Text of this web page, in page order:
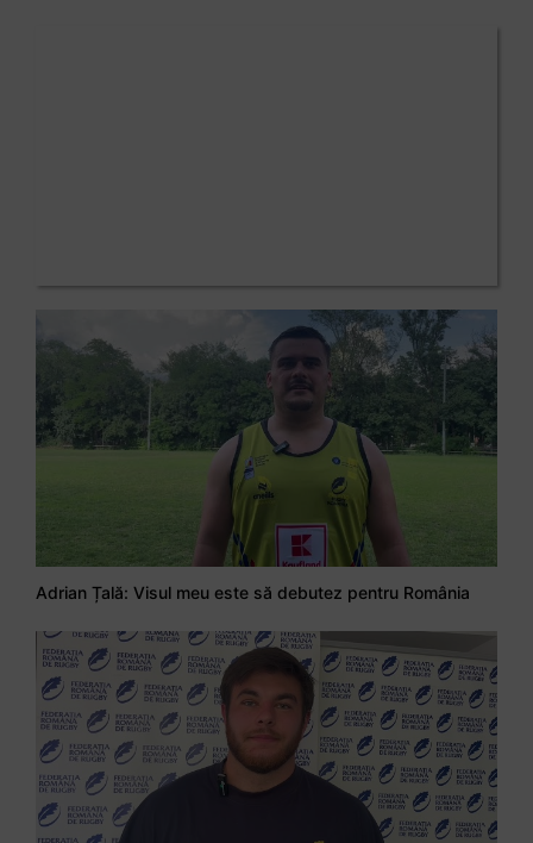
Adrian Țală: Visul meu este să debutez pentru România